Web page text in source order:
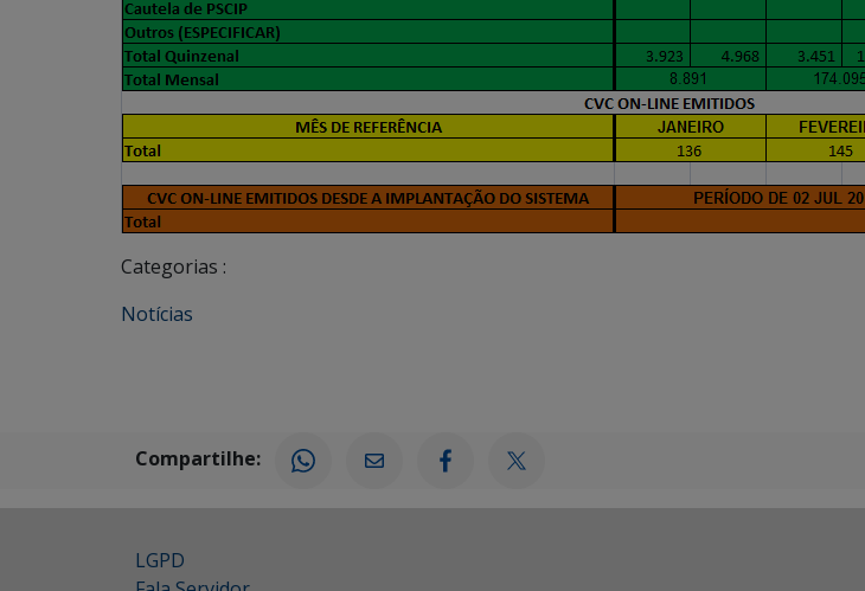
Categorias :
Notícias
Compartilhe:
LGPD